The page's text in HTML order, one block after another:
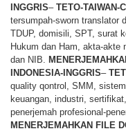
INGGRIS–TETO-TAIWAN-
tersumpah-sworn translator
TDUP, domisili, SPT, surat
Hukum dan Ham, akta-akte
dan NIB.
INDONESIA-INGGRIS–
quality qontrol, SMM,
keuangan, industri,
penerjemah profesional-
MENERJEMAHKAN FILE